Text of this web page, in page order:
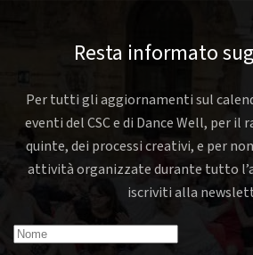
Resta informato
Per tutti gli aggiornamenti sul
eventi del CSC e di Dance Well, per
quinte, dei processi creativi, e per
attività organizzate durante tutto
iscriviti alla